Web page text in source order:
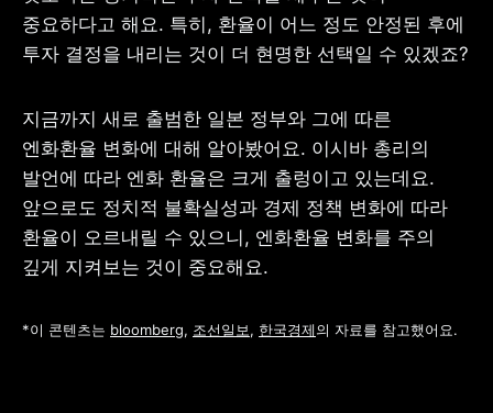
중요하다고 해요. 특히, 환율이 어느 정도 안정된 후에
투자 결정을 내리는 것이 더 현명한 선택일 수 있겠죠?
지금까지 새로 출범한 일본 정부와 그에 따른
엔화환율 변화에 대해 알아봤어요. 이시바 총리의
발언에 따라 엔화 환율은 크게 출렁이고 있는데요.
앞으로도 정치적 불확실성과 경제 정책 변화에 따라
환율이 오르내릴 수 있으니, 엔화환율 변화를 주의
깊게 지켜보는 것이 중요해요.
*이 콘텐츠는 bloomberg, 조선일보, 한국경제의 자료를 참고했어요.